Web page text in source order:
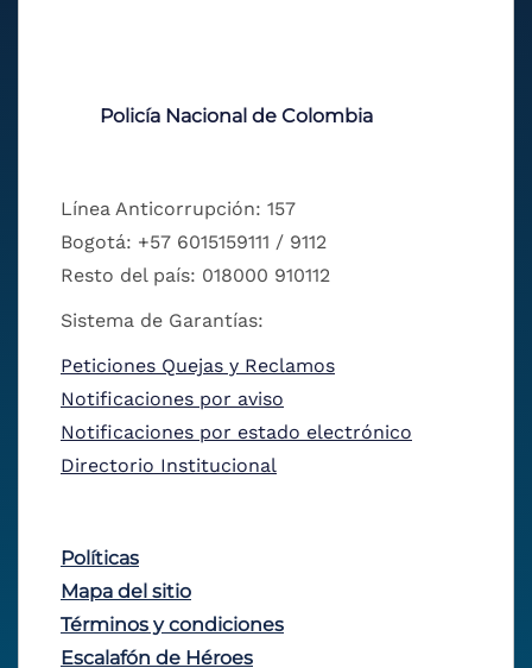
Policía Nacional de Colombia
Línea Anticorrupción: 157
Bogotá: +57 6015159111 / 9112
Resto del país: 018000 910112
Sistema de Garantías:
Peticiones Quejas y Reclamos
Notificaciones por aviso
Notificaciones por estado electrónico
Directorio Institucional
Políticas
Mapa del sitio
Términos y condiciones
Escalafón de Héroes